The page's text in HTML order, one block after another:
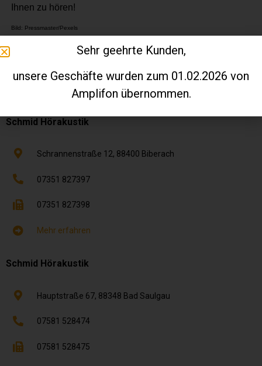
Ihnen zu hören!
Bild: Pressmaster/Pexels
Schmid Hörakustik
Schrannenstraße 12, 88400 Biberach
07351 827397
07351 827398
Mehr erfahren
Schmid Hörakustik
Hauptstraße 67, 88348 Bad Saulgau
07581 528474
07581 528475
Sehr geehrte Kunden,
unsere Geschäfte wurden zum 01.02.2026 von
Amplifon übernommen.